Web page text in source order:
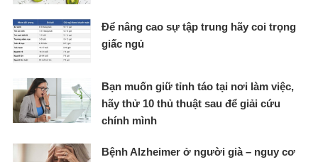
Để nâng cao sự tập trung hãy coi trọng
giấc ngủ
Bạn muốn giữ tỉnh táo tại nơi làm việc,
hãy thử 10 thủ thuật sau để giải cứu
chính mình
Bệnh Alzheimer ở người già – nguy cơ